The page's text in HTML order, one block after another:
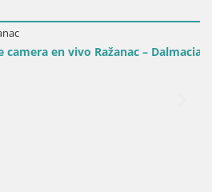
en vivo Ražanac – Dalmacia